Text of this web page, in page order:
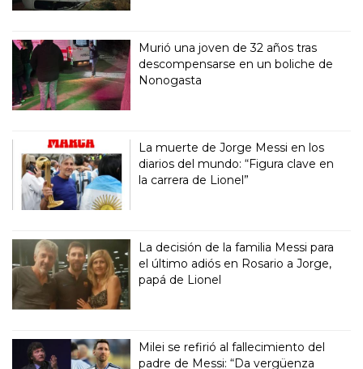
Murió una joven de 32 años tras
descompensarse en un boliche de
Nonogasta
La muerte de Jorge Messi en los
diarios del mundo: “Figura clave en
la carrera de Lionel”
La decisión de la familia Messi para
el último adiós en Rosario a Jorge,
papá de Lionel
Milei se refirió al fallecimiento del
padre de Messi: “Da vergüenza